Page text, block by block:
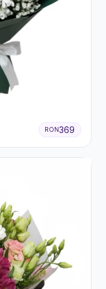
RON369